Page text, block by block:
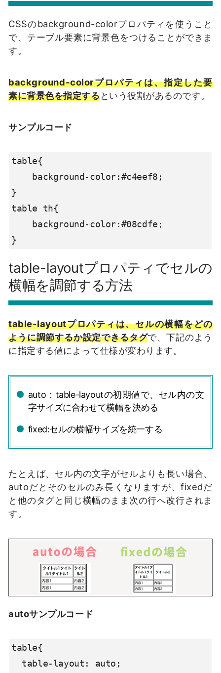
CSSのbackground-colorプロパティを使うこと
で、テーブル要素に背景色をつけることができま
す。
background-colorプロパティは、指定した要
素に背景色を指定するという役割があるのです。
サンプルコード
table{
}
table th{
}
table-layoutプロパティでセルの
横幅を調節する方法
table-layoutプロパティは、セルの横幅をどの
ように調節するか設定できるタグで、下記のよう
に指定する値によって仕様が変わります。
auto：table-layoutの初期値で、セル内の文
字サイズに合わせて横幅を決める
fixed:セルの横幅サイズを統一する
たとえば、セル内の文字がセルよりも長い場合、
autoだとそのセルのみ長くなりますが、fixedだ
と他のタグと同じ横幅のまま次の行へ改行されま
す。
autoサンプルコード
table{